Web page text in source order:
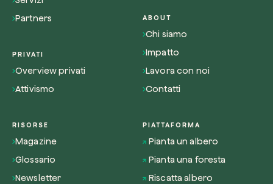
Partners
PRIVATI
Overview privati
Attivismo
ABOUT
Chi siamo
Impatto
Lavora con noi
Contatti
RISORSE
Magazine
Glossario
Newsletter
PIATTAFORMA
Pianta un albero
Pianta una foresta
Riscatta albero